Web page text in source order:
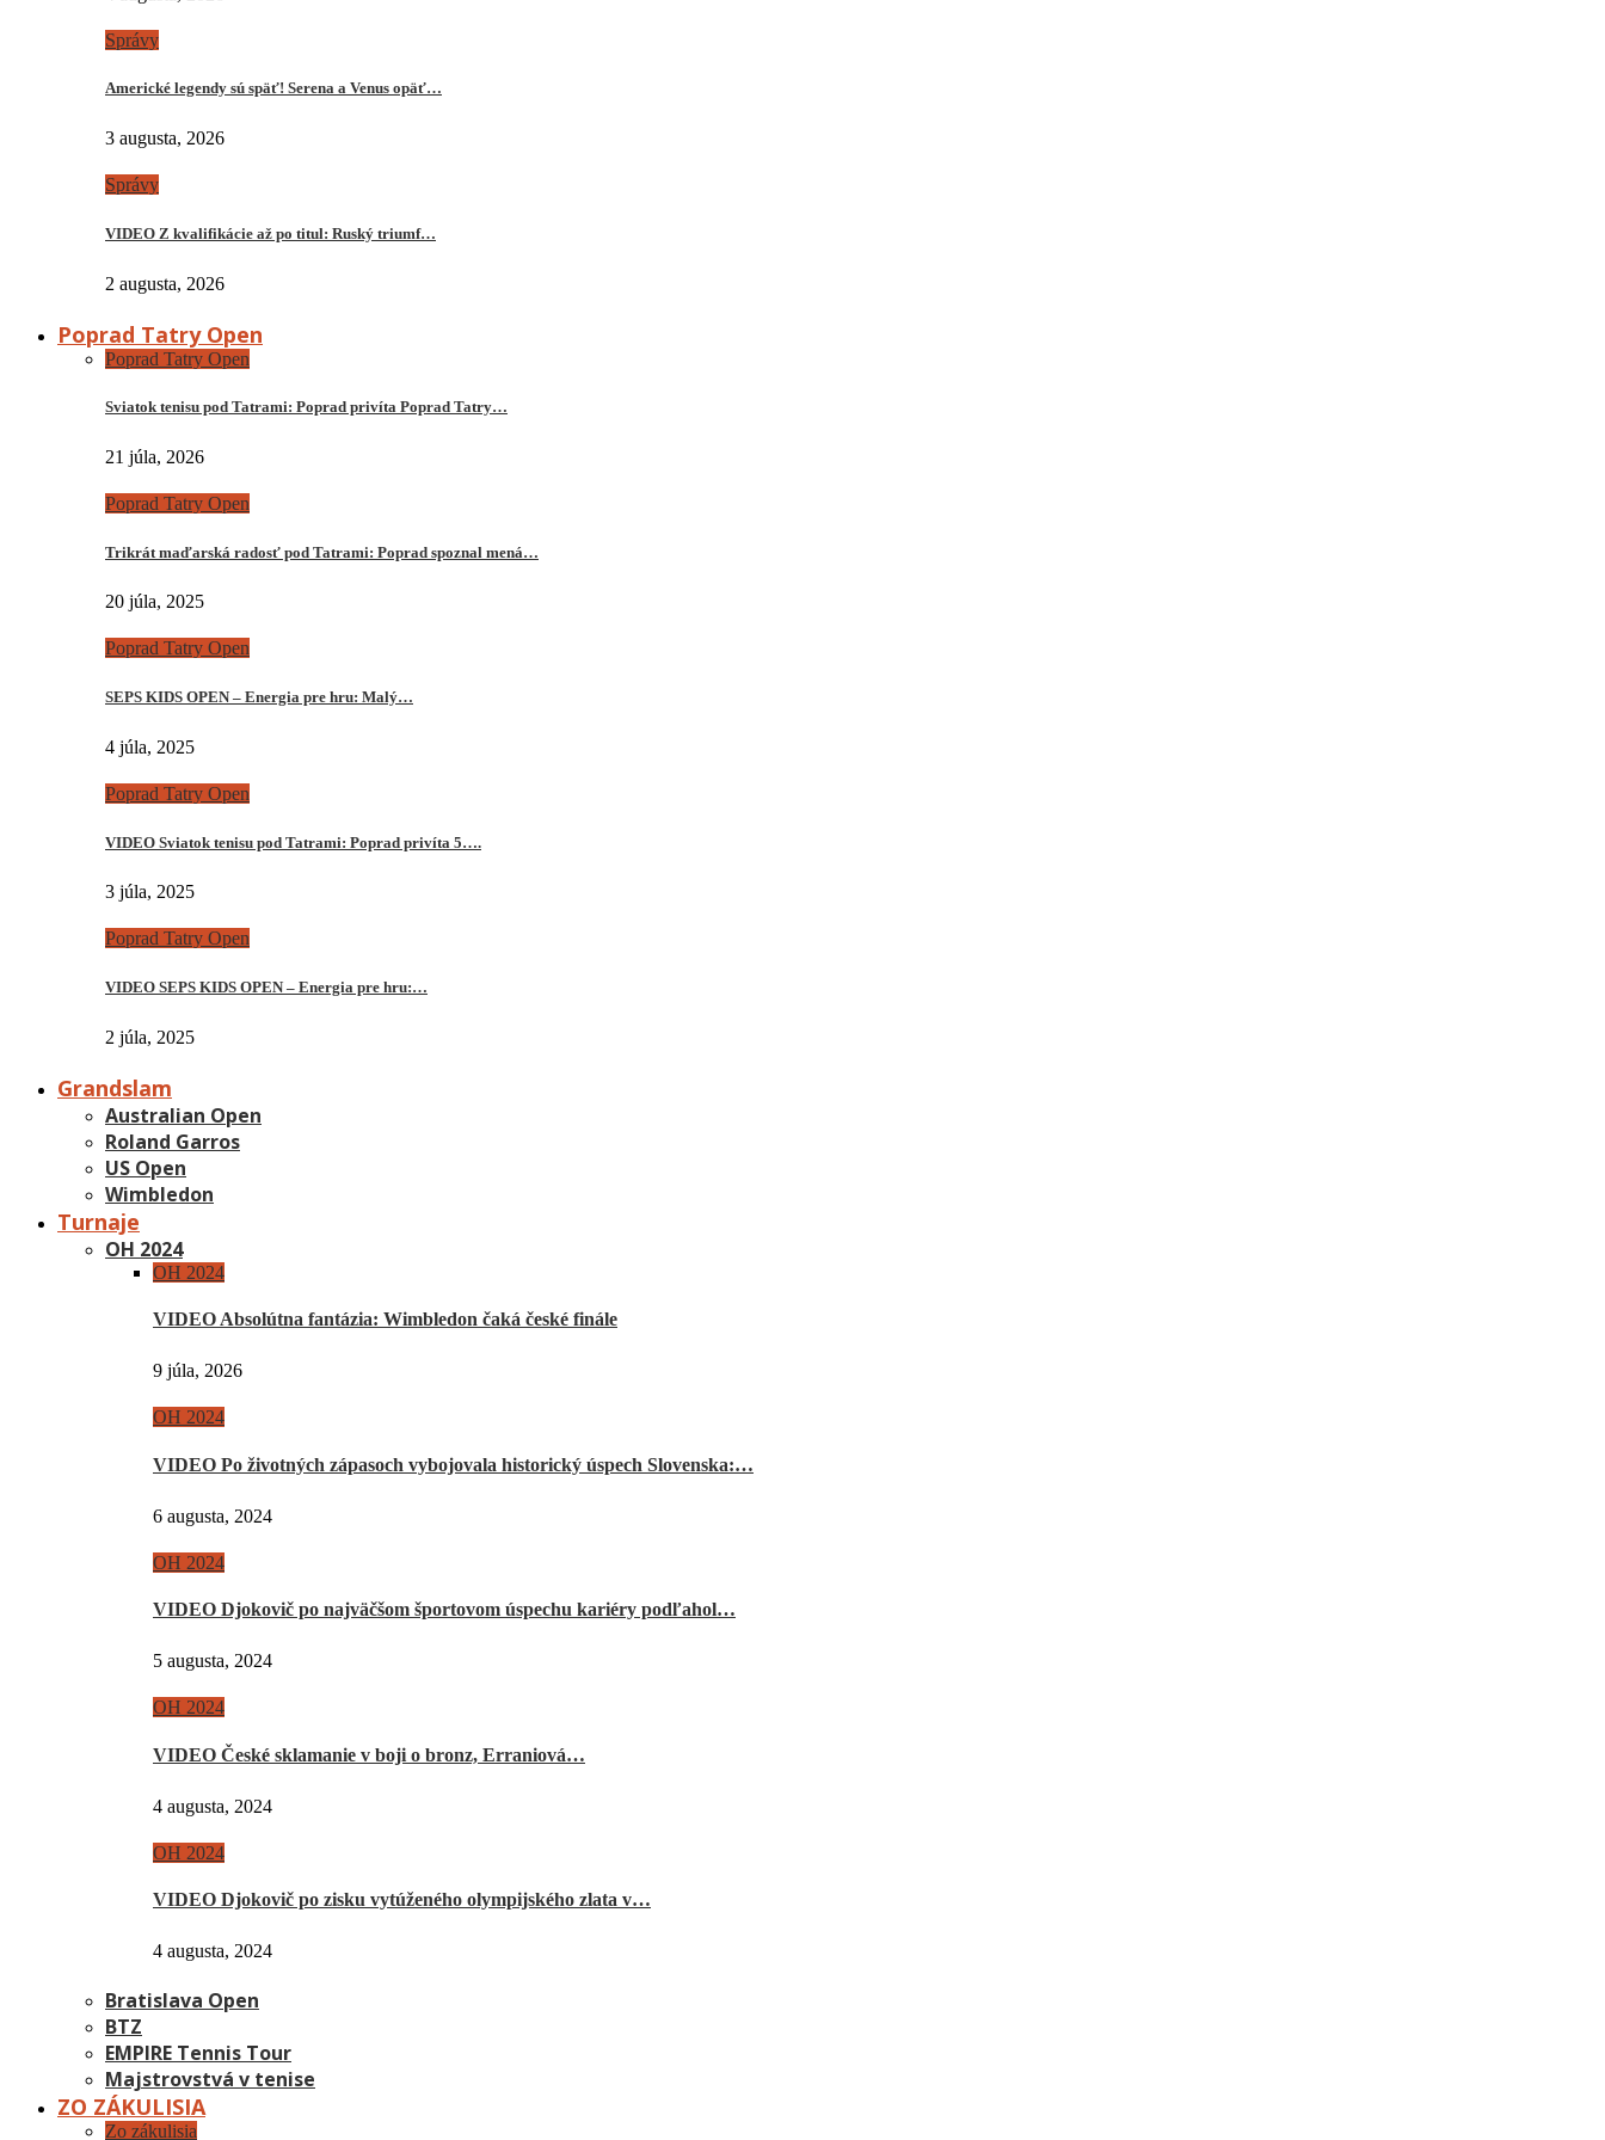
Správy
Americké legendy sú späť! Serena a Venus opäť…
3 augusta, 2026
Správy
VIDEO Z kvalifikácie až po titul: Ruský triumf…
2 augusta, 2026
Poprad Tatry Open
Poprad Tatry Open
Sviatok tenisu pod Tatrami: Poprad privíta Poprad Tatry…
21 júla, 2026
Poprad Tatry Open
Trikrát maďarská radosť pod Tatrami: Poprad spoznal mená…
20 júla, 2025
Poprad Tatry Open
SEPS KIDS OPEN – Energia pre hru: Malý…
4 júla, 2025
Poprad Tatry Open
VIDEO Sviatok tenisu pod Tatrami: Poprad privíta 5….
3 júla, 2025
Poprad Tatry Open
VIDEO SEPS KIDS OPEN – Energia pre hru:…
2 júla, 2025
Grandslam
Australian Open
Roland Garros
US Open
Wimbledon
Turnaje
OH 2024
OH 2024
VIDEO Absolútna fantázia: Wimbledon čaká české finále
9 júla, 2026
OH 2024
VIDEO Po životných zápasoch vybojovala historický úspech Slovenska:…
6 augusta, 2024
OH 2024
VIDEO Djokovič po najväčšom športovom úspechu kariéry podľahol…
5 augusta, 2024
OH 2024
VIDEO České sklamanie v boji o bronz, Erraniová…
4 augusta, 2024
OH 2024
VIDEO Djokovič po zisku vytúženého olympijského zlata v…
4 augusta, 2024
Bratislava Open
BTZ
EMPIRE Tennis Tour
Majstrovstvá v tenise
ZO ZÁKULISIA
Zo zákulisia